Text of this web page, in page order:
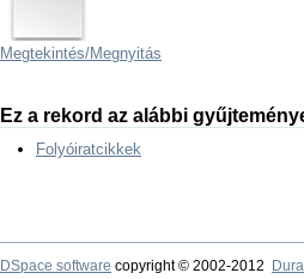
Megtekintés/Megnyitás
Ez a rekord az alábbi
Folyóiratcikkek
DSpace software copyright © 2002-2012